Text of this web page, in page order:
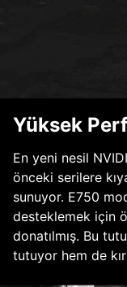
Yüksek
En yeni nesil
önceki serilere
sunuyor. E750
desteklemek için
donatılmış. Bu
tutuyor hem de